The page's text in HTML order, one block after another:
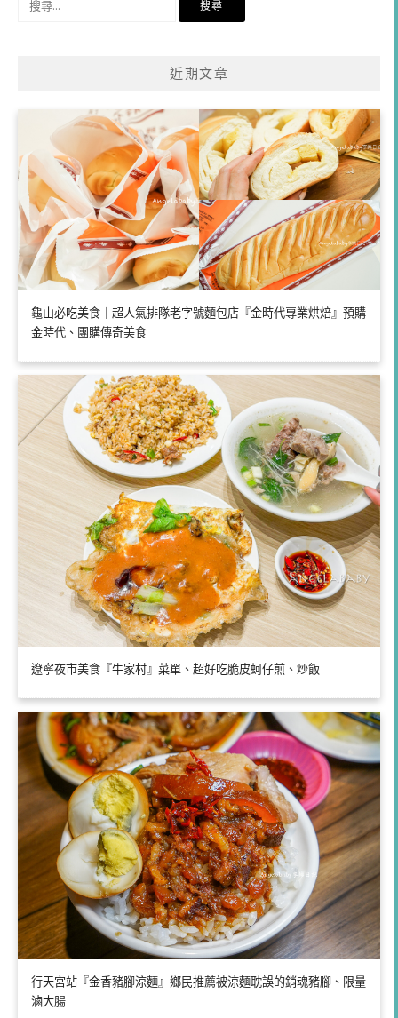
近期文章
龜山必吃美食｜超人氣排隊老字號麵包店『金時代專業烘焙』預購
金時代、團購傳奇美食
遼寧夜市美食『牛家村』菜單、超好吃脆皮蚵仔煎、炒飯
行天宮站『金香豬腳涼麵』鄉民推薦被涼麵耽誤的銷魂豬腳、限量
滷大腸